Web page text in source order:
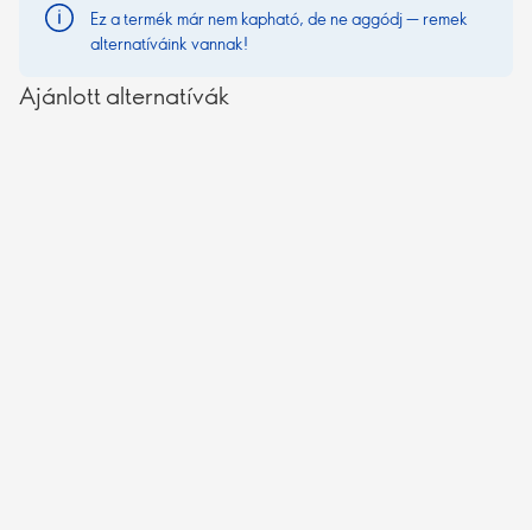
Ez a termék már nem kapható, de ne aggódj — remek
alternatíváink vannak!
Ajánlott alternatívák